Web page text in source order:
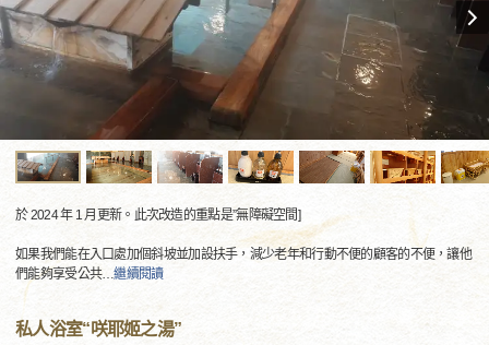
於 2024 年 1 月更新。此次改造的重點是”無障礙空間]
如果我們能在入口處加個斜坡並加設扶手，減少老年和行動不便的顧客的不便，讓他
們能夠享受公共…繼續閱讀
私人浴室“咲耶姬之湯”